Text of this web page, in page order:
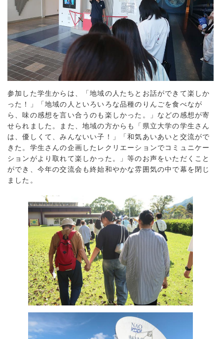
参加した学生からは、「地域の人たちとお話ができて楽しか
った！」「地域の人といろいろな品種のりんごを食べなが
ら、味の感想を言い合うのも楽しかった。」などの感想が寄
せられました。また、地域の方からも「県立大学の学生さん
は、優しくて、みんないい子！」「和気あいあいと交流がで
きた。学生さんの企画したレクリエーションでコミュニケー
ションがより取れて楽しかった。」等のお声をいただくこと
ができ、今年の交流会も終始和やかな雰囲気の中で幕を閉じ
ました。